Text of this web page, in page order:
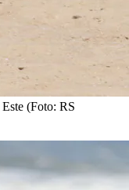
(Foto: RS